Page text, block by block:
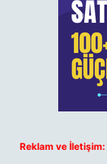
Reklam ve İletişim: